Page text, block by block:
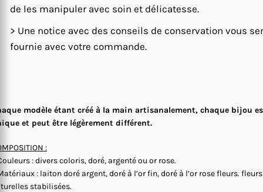
de les manipuler avec soin et délicatesse.
> Une notice avec des conseils de conservation vous
fournie avec votre commande.
modèle étant créé à la main artisanalement, chaque bijou
et peut être légèrement différent.
:
: divers coloris, doré, argenté ou or rose.
: laiton doré argent, doré à l’or fin, doré à l’or rose fleurs. fleurs
stabilisées.